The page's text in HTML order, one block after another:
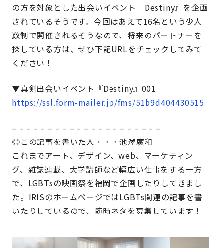
の方を対象とした出会いイベント『Destiny』を企画
されているそうです。今回はあえて16名という少人
数制で開催されるそうなので、将来のパートナーを
探している方は、ぜひ下記URLをチェックしてみて
ください！
▼真剣出会いイベント『Destiny』001
https://ssl.form-mailer.jp/fms/51b9d404430515
– – – – – – – – – – – – – – – – – – – – –
◎この記事を書いた人・・・池澤廣和
これまでアート、デザイン、web、マーケティン
グ、雑誌連載、大学講師など幅広い仕事をする一方
で、LGBTsの映画祭を福岡で企画したりしてきまし
た。IRISのホームページではLGBTs関連の記事を書
いたりしているので、随時ネタを募集しています！